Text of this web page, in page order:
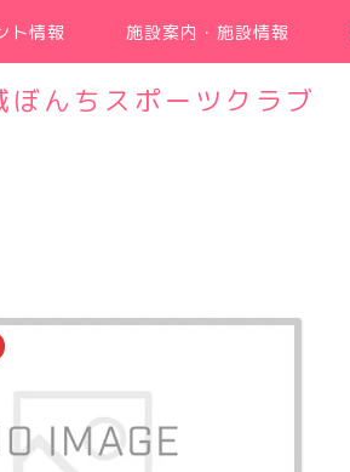
ト情報 施設案内・施設情報
ぼんちスポーツクラブ